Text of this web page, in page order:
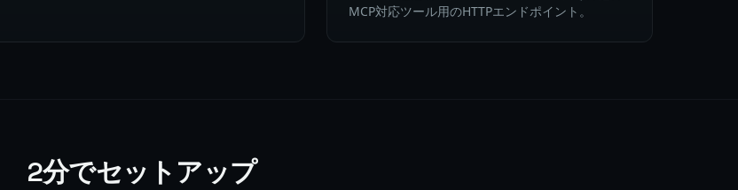
MCP対応ツール用のHTTPエンドポイント。
2分でセットアップ